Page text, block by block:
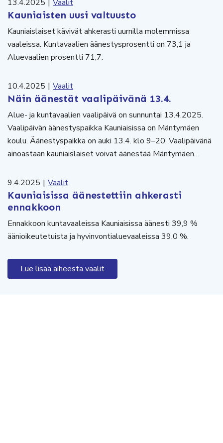
13.4.2025 | Vaalit
Kauniaisten uusi valtuusto
Kauniaislaiset kävivät ahkerasti uurnilla molemmissa
vaaleissa. Kuntavaalien äänestysprosentti on 73,1 ja
Aluevaalien prosentti 71,7.
10.4.2025 | Vaalit
Näin äänestät vaalipäivänä 13.4.
Alue- ja kuntavaalien vaalipäivä on sunnuntai 13.4.2025.
Vaalipäivän äänestyspaikka Kauniaisissa on Mäntymäen
koulu. Äänestyspaikka on auki 13.4. klo 9–20. Vaalipäivänä
ainoastaan kauniaislaiset voivat äänestää Mäntymäen…
9.4.2025 | Vaalit
Kauniaisissa äänestettiin ahkerasti
ennakkoon
Ennakkoon kuntavaaleissa Kauniaisissa äänesti 39,9 %
äänioikeutetuista ja hyvinvontialuevaaleissa 39,0 %.
Lue lisää aiheesta vaalit